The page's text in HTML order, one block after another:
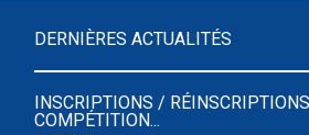
DERNIÈRES ACTUALITÉS
INSCRIPTIONS /
COMPÉTITION...